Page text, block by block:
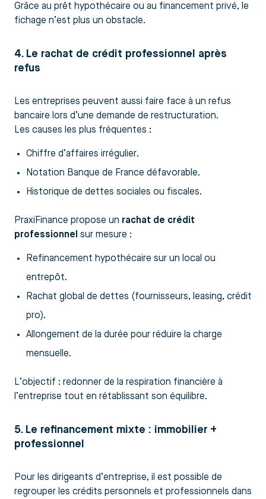
Grâce au prêt hypothécaire ou au financement privé, le
fichage n’est plus un obstacle.
4. Le rachat de crédit professionnel après
refus
Les entreprises peuvent aussi faire face à un refus
bancaire lors d’une demande de restructuration.
Les causes les plus fréquentes :
Chiffre d’affaires irrégulier.
Notation Banque de France défavorable.
Historique de dettes sociales ou fiscales.
PraxiFinance propose un rachat de crédit
professionnel sur mesure :
Refinancement hypothécaire sur un local ou
entrepôt.
Rachat global de dettes (fournisseurs, leasing, crédit
pro).
Allongement de la durée pour réduire la charge
mensuelle.
L’objectif : redonner de la respiration financière à
l’entreprise tout en rétablissant son équilibre.
5. Le refinancement mixte : immobilier +
professionnel
Pour les dirigeants d’entreprise, il est possible de
regrouper les crédits personnels et professionnels dans